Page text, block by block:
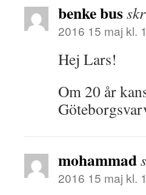
benke bus
2016 15 maj kl.
Hej Lars!
Om 20 år
mohammad
2016 15 maj kl.